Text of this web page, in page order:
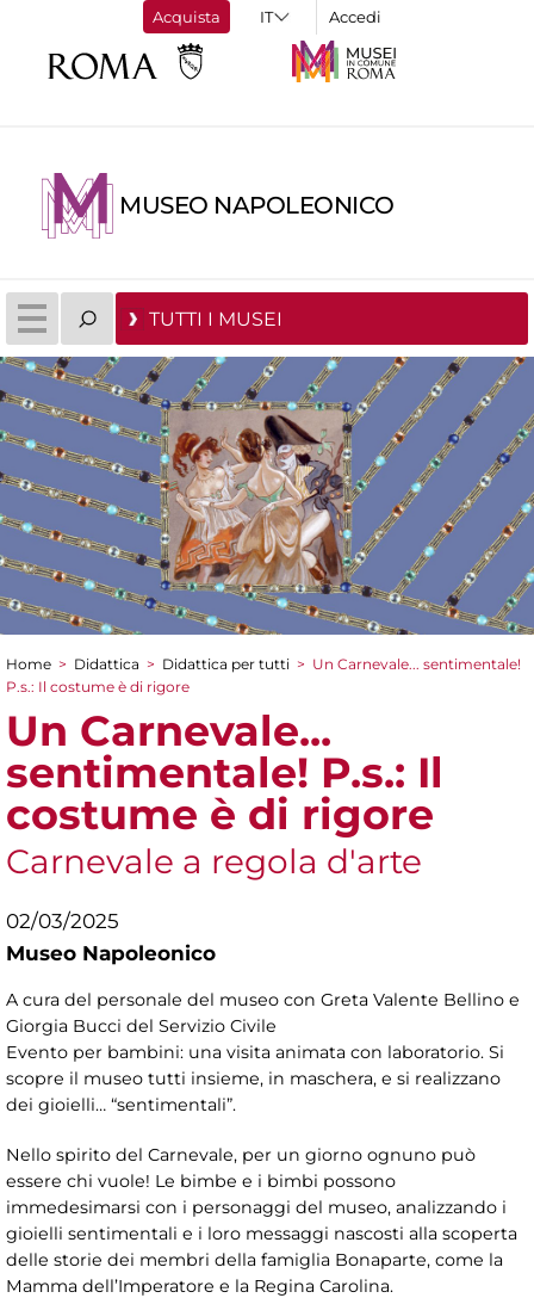
Acquista Accedi
MUSEO NAPOLEONICO
TUTTI I MUSEI
Tu sei qui
Home > Didattica > Didattica per tutti > Un Carnevale... sentimentale!
P.s.: Il costume è di rigore
Un Carnevale...
sentimentale! P.s.: Il
costume è di rigore
Carnevale a regola d'arte
02/03/2025
Museo Napoleonico
A cura del personale del museo con Greta Valente Bellino e
Giorgia Bucci del Servizio Civile
Evento per bambini: una visita animata con laboratorio. Si
scopre il museo tutti insieme, in maschera, e si realizzano
dei gioielli… “sentimentali”.
Nello spirito del Carnevale, per un giorno ognuno può
essere chi vuole! Le bimbe e i bimbi possono
immedesimarsi con i personaggi del museo, analizzando i
gioielli sentimentali e i loro messaggi nascosti alla scoperta
delle storie dei membri della famiglia Bonaparte, come la
Mamma dell’Imperatore e la Regina Carolina.